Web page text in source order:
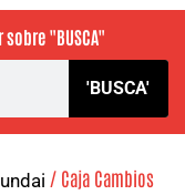
sobre "BUSCA"
'BUSCA'
/ Caja Cambios